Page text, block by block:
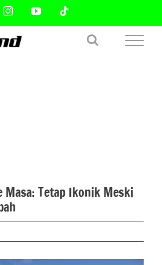
InstagramYouTube
Masa: Tetap Ikonik Meski